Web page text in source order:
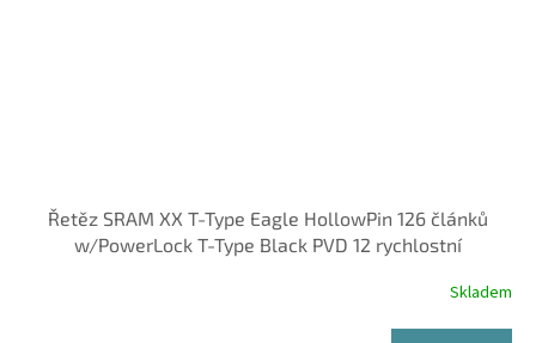
Řetěz SRAM XX T-Type Eagle HollowPin 126 článků
w/PowerLock T-Type Black PVD 12 rychlostní
Skladem